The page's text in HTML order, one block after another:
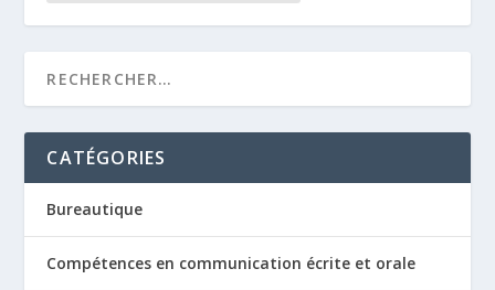
CATÉGORIES
Bureautique
Compétences en communication écrite et orale